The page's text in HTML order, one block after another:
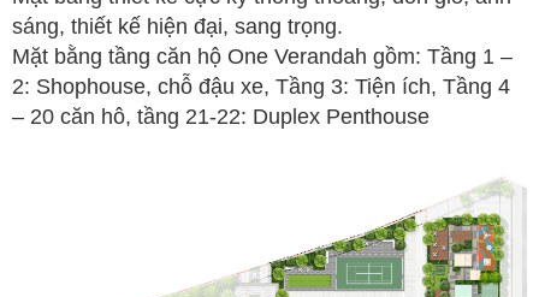
sáng, thiết kế hiện đại, sang trọng.
Mặt bằng tầng căn hộ One Verandah gồm: Tầng 1 –
2: Shophouse, chỗ đậu xe, Tầng 3: Tiện ích, Tầng 4
– 20 căn hô, tầng 21-22: Duplex Penthouse